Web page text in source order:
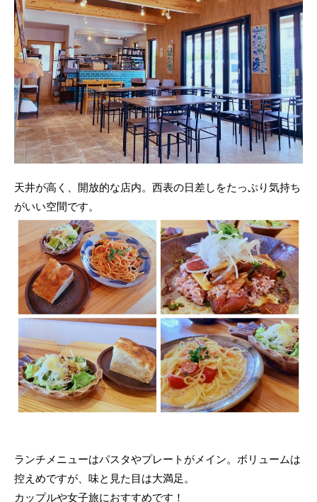
天井が高く、開放的な店内。西表の日差しをたっぷり気持ち
がいい空間です。
ランチメニューはパスタやプレートがメイン。ボリュームは
控えめですが、味と見た目は大満足。
カップルや女子旅におすすめです！